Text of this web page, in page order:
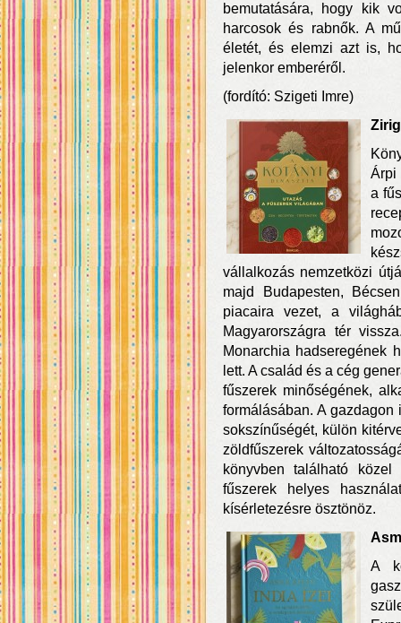
bemutatására, hogy kik
harcosok és rabnők. A
életét, és elemzi azt is,
jelenkor emberéről.
(fordító: Szigeti Imre)
Árpi
a
vállalkozás nemzetközi
majd Budapesten,
piacaira vezet, a
Magyarországra tér
Monarchia hadseregének
lett. A család és a cég
fűszerek minőségének,
formálásában. A
sokszínűségét, külön
zöldfűszerek
könyvben található
fűszerek helyes
kísérletezésre ösztönöz.
A